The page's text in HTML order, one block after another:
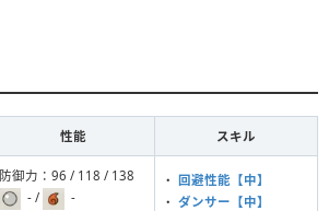
性能 スキル
防御力：96 / 118 / 138
- /
-
・ 回避性能【中】
・ ダンサー【中】